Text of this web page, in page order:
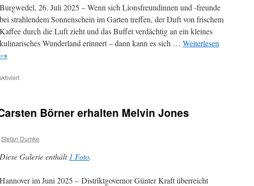
Burgwedel, 26. Juli 2025 – Wenn sich Lionsfreundinnen und -freunde
bei strahlendem Sonnenschein im Garten treffen, der Duft von frischem
Kaffee durch die Luft zieht und das Buffet verdächtig an ein kleines
kulinarisches Wunderland erinnert – dann kann es sich … Weiterlesen
→
für
Börner erhalten Melvin Jones
Stefan Dumke
Diese Galerie enthält 1 Foto.
Hannover im Juni 2025 – Distriktgovernor Günter Kraft überreicht